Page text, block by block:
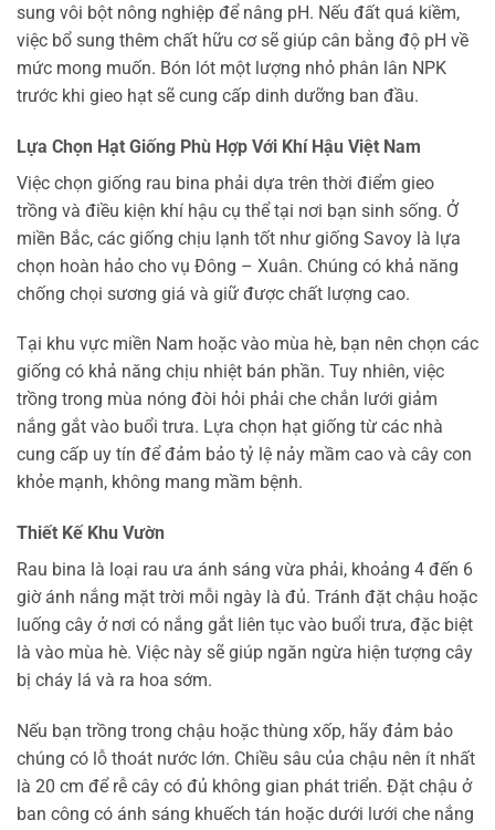
sung vôi bột nông nghiệp để nâng pH. Nếu đất quá kiềm,
việc bổ sung thêm chất hữu cơ sẽ giúp cân bằng độ pH về
mức mong muốn. Bón lót một lượng nhỏ phân lân NPK
trước khi gieo hạt sẽ cung cấp dinh dưỡng ban đầu.
Lựa Chọn Hạt Giống Phù Hợp Với Khí Hậu Việt Nam
Việc chọn giống rau bina phải dựa trên thời điểm gieo
trồng và điều kiện khí hậu cụ thể tại nơi bạn sinh sống. Ở
miền Bắc, các giống chịu lạnh tốt như giống Savoy là lựa
chọn hoàn hảo cho vụ Đông – Xuân. Chúng có khả năng
chống chọi sương giá và giữ được chất lượng cao.
Tại khu vực miền Nam hoặc vào mùa hè, bạn nên chọn các
giống có khả năng chịu nhiệt bán phần. Tuy nhiên, việc
trồng trong mùa nóng đòi hỏi phải che chắn lưới giảm
nắng gắt vào buổi trưa. Lựa chọn hạt giống từ các nhà
cung cấp uy tín để đảm bảo tỷ lệ nảy mầm cao và cây con
khỏe mạnh, không mang mầm bệnh.
Thiết Kế Khu Vườn
Rau bina là loại rau ưa ánh sáng vừa phải, khoảng 4 đến 6
giờ ánh nắng mặt trời mỗi ngày là đủ. Tránh đặt chậu hoặc
luống cây ở nơi có nắng gắt liên tục vào buổi trưa, đặc biệt
là vào mùa hè. Việc này sẽ giúp ngăn ngừa hiện tượng cây
bị cháy lá và ra hoa sớm.
Nếu bạn trồng trong chậu hoặc thùng xốp, hãy đảm bảo
chúng có lỗ thoát nước lớn. Chiều sâu của chậu nên ít nhất
là 20 cm để rễ cây có đủ không gian phát triển. Đặt chậu ở
ban công có ánh sáng khuếch tán hoặc dưới lưới che nắng